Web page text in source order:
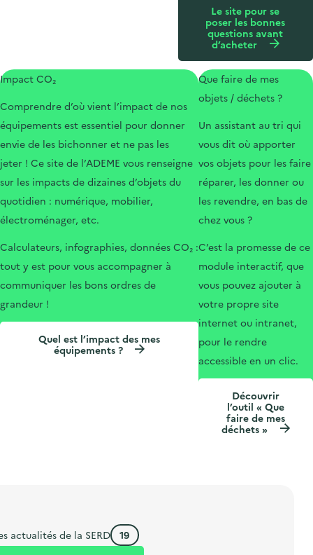
Le site pour se
poser les bonnes
questions avant
d’acheter
Impact CO₂
Comprendre d’où vient l’impact de nos
équipements est essentiel pour donner
envie de les bichonner et ne pas les
jeter ! Ce site de l’ADEME vous renseigne
sur les impacts de dizaines d’objets du
quotidien : numérique, mobilier,
électroménager, etc.
Calculateurs, infographies, données CO₂ :
tout y est pour vous accompagner à
communiquer les bons ordres de
grandeur !
Quel est l’impact des mes
équipements ?
Que faire de mes
objets / déchets ?
Un assistant au tri qui
vous dit où apporter
vos objets pour les faire
réparer, les donner ou
les revendre, en bas de
chez vous ?
C’est la promesse de ce
module interactif, que
vous pouvez ajouter à
votre propre site
internet ou intranet,
pour le rendre
accessible en un clic.
Découvrir
l’outil « Que
faire de mes
déchets »
actualités de la SERD 19é
l